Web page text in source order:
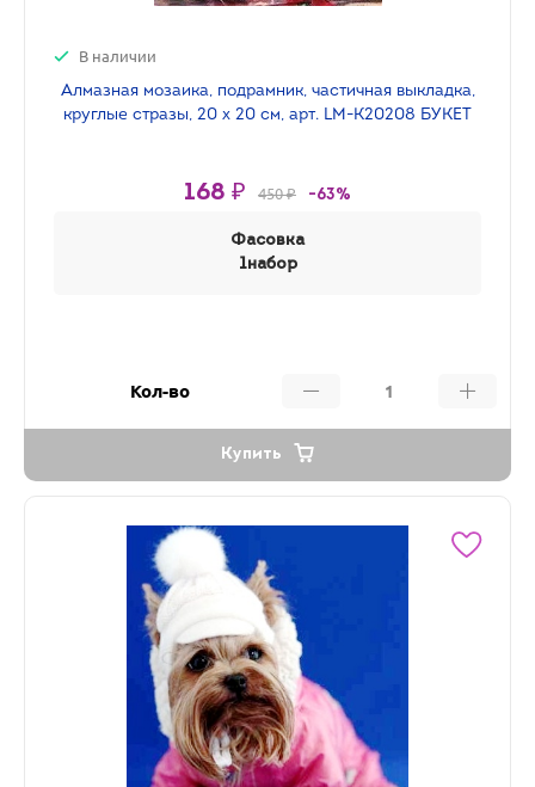
В наличии
Алмазная мозаика, подрамник, частичная выкладка,
круглые стразы, 20 х 20 см, арт. LM-K20208 БУКЕТ
168 ₽ 450 ₽ -63%
Фасовка
1набор
Кол-во
Купить